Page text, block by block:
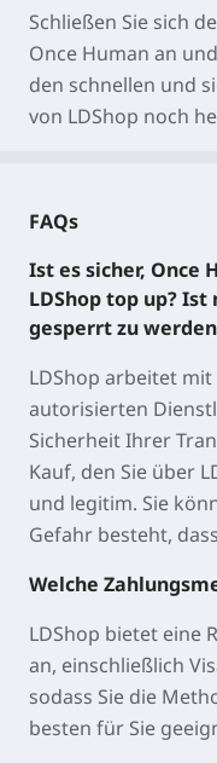
Schließen Sie sich
Once Human an
den schnellen und
von LDShop noch
FAQs
Ist es sicher, Once
LDShop top up?
gesperrt zu
LDShop arbeitet
autorisierten
Sicherheit Ihrer
Kauf, den Sie über
und legitim. Sie
Gefahr besteht,
Welche
LDShop bietet eine
an, einschließlich
sodass Sie die
besten für Sie